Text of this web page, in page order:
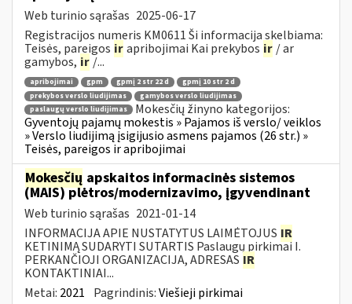
Web turinio sąrašas 2025-06-17
Registracijos numeris KM0611 Ši informacija skelbiama:
Teisės, pareigos irapribojimai Kai prekybos ir / ar
gamybos, ir /...
apribojimai gpm gpmį 2 str 22 d
gpmį 10 str 2 d
prekybos verslo liudijimas
gamybos verslo liudijimas
paslaugų verslo liudijimas
Mokesčių žinyno kategorijos:
Gyventojų pajamų mokestis » Pajamos iš verslo/ veiklos
» Verslo liudijimą įsigijusio asmens pajamos (26 str.) »
Teisės, pareigos ir apribojimai
Mokesčių apskaitos informacinės sistemos
(MAIS) plėtros/modernizavimo, įgyvendinant
Web turinio sąrašas 2021-01-14
INFORMACIJA APIE NUSTATYTUS LAIMĖTOJUS IR
KETINIMĄ SUDARYTI SUTARTIS Paslaugų pirkimai I.
PERKANČIOJI ORGANIZACIJA, ADRESAS IR
KONTAKTINIAI...
Metai: 2021 Pagrindinis:Viešieji pirkimai